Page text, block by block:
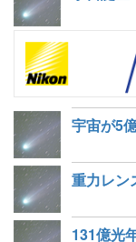
宇宙が5
重力レン